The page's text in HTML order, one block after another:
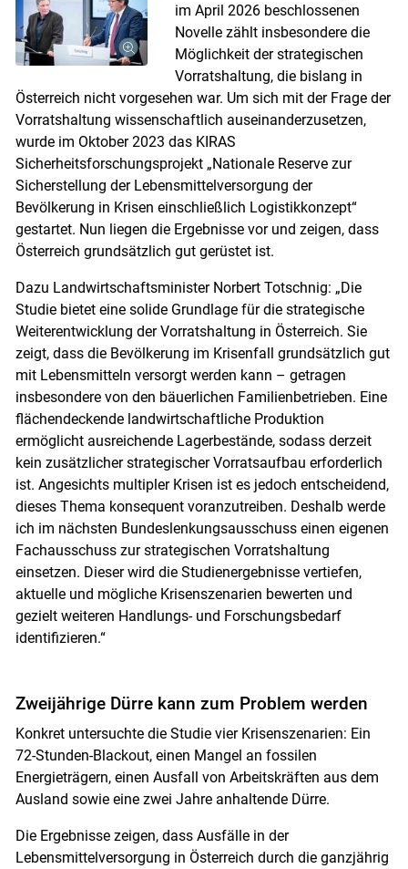
Skip to main content
im April 2026 beschlossenen
Novelle zählt insbesondere die
Möglichkeit der strategischen
Vorratshaltung, die bislang in
Österreich nicht vorgesehen war. Um sich mit der Frage der
Vorratshaltung wissenschaftlich auseinanderzusetzen,
wurde im Oktober 2023 das KIRAS
Sicherheitsforschungsprojekt „Nationale Reserve zur
Sicherstellung der Lebensmittelversorgung der
Bevölkerung in Krisen einschließlich Logistikkonzept“
gestartet. Nun liegen die Ergebnisse vor und zeigen, dass
Österreich grundsätzlich gut gerüstet ist.
Dazu Landwirtschaftsminister Norbert Totschnig: „Die
Studie bietet eine solide Grundlage für die strategische
Weiterentwicklung der Vorratshaltung in Österreich. Sie
zeigt, dass die Bevölkerung im Krisenfall grundsätzlich gut
mit Lebensmitteln versorgt werden kann – getragen
insbesondere von den bäuerlichen Familienbetrieben. Eine
flächendeckende landwirtschaftliche Produktion
ermöglicht ausreichende Lagerbestände, sodass derzeit
kein zusätzlicher strategischer Vorratsaufbau erforderlich
ist. Angesichts multipler Krisen ist es jedoch entscheidend,
dieses Thema konsequent voranzutreiben. Deshalb werde
ich im nächsten Bundeslenkungsausschuss einen eigenen
Fachausschuss zur strategischen Vorratshaltung
einsetzen. Dieser wird die Studienergebnisse vertiefen,
aktuelle und mögliche Krisenszenarien bewerten und
gezielt weiteren Handlungs- und Forschungsbedarf
identifizieren.“
Zweijährige Dürre kann zum Problem werden
Konkret untersuchte die Studie vier Krisenszenarien: Ein
72-Stunden-Blackout, einen Mangel an fossilen
Energieträgern, einen Ausfall von Arbeitskräften aus dem
Ausland sowie eine zwei Jahre anhaltende Dürre.
Die Ergebnisse zeigen, dass Ausfälle in der
Lebensmittelversorgung in Österreich durch die ganzjährig